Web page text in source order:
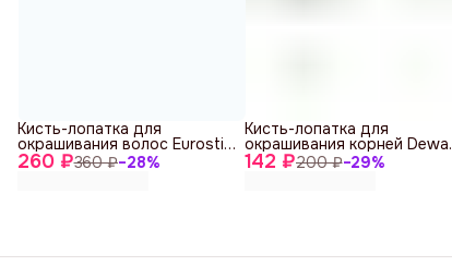
260 ₽360 ₽−28%
Кисть-лопатка для
окрашивания волос Eurostil
04297 142 ₽200 ₽−29%
Кисть-лопатка для
окрашивания корней Dewal
JPP147